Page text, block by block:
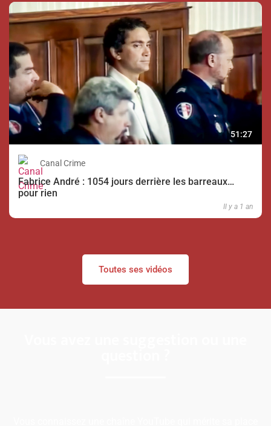
51:27
Canal Crime
Fabrice André : 1054 jours derrière les barreaux…
pour rien
Il y a 1 an
Toutes ses vidéos